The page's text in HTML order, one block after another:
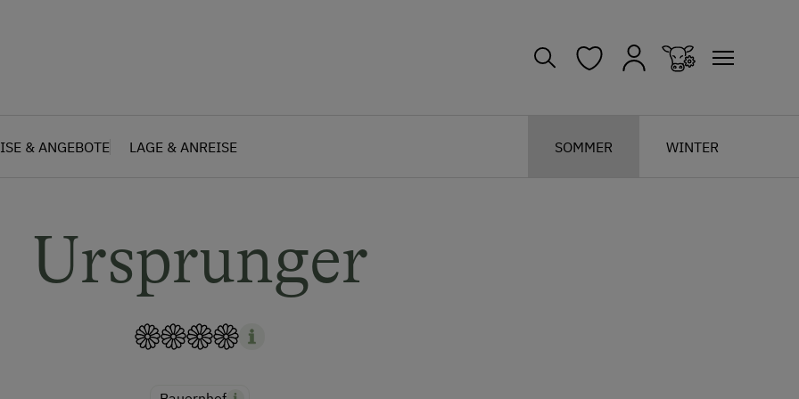
& ANGEBOTE LAGE & ANREISE SOMMER WINTER
Ursprunger